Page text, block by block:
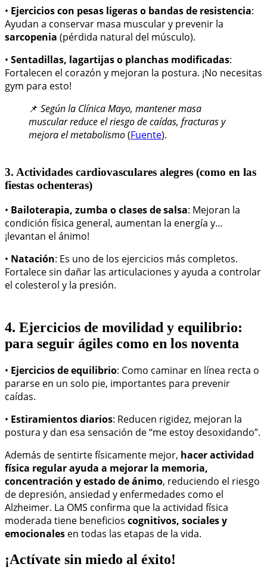
• Ejercicios con pesas ligeras o bandas de resistencia:
Ayudan a conservar masa muscular y prevenir la
sarcopenia (pérdida natural del músculo).
• Sentadillas, lagartijas o planchas modificadas:
Fortalecen el corazón y mejoran la postura. ¡No necesitas
gym para esto!
📌 Según la Clínica Mayo, mantener masa
muscular reduce el riesgo de caídas, fracturas y
mejora el metabolismo(Fuente).
3. Actividades cardiovasculares alegres (como en las
fiestas ochenteras)
• Bailoterapia, zumba o clases de salsa: Mejoran la
condición física general, aumentan la energía y…
¡levantan el ánimo!
• Natación: Es uno de los ejercicios más completos.
Fortalece sin dañar las articulaciones y ayuda a controlar
el colesterol y la presión.
4. Ejercicios de movilidad y equilibrio:
para seguir ágiles como en los noventa
• Ejercicios de equilibrio: Como caminar en línea recta o
pararse en un solo pie, importantes para prevenir
caídas.
• Estiramientos diarios: Reducen rigidez, mejoran la
postura y dan esa sensación de “me estoy desoxidando”.
Además de sentirte físicamente mejor, hacer actividad
física regular ayuda a mejorar la memoria,
concentración y estado de ánimo, reduciendo el riesgo
de depresión, ansiedad y enfermedades como el
Alzheimer. La OMS confirma que la actividad física
moderada tiene beneficios cognitivos, sociales y
emocionales en todas las etapas de la vida.
¡Actívate sin miedo al éxito!